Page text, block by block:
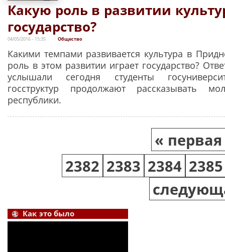
Какую роль в развитии
государство?
04/05/2016 - 15:35 Общество
Какими темпами развивается культура в
роль в этом развитии играет государство?
услышали сегодня студенты
госструктур продолжают рассказывать
республики.
« первая
2382 2383 2384 2385
Как это было